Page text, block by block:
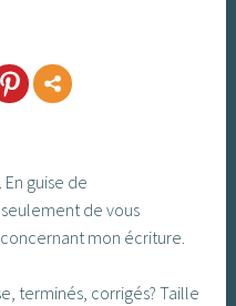
En guise de
de vous
mon écriture.
terminés, corrigés? Taille